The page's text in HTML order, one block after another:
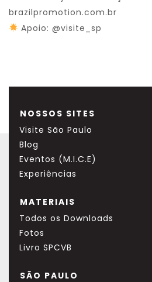
brazilpromotion.com.br
Apoio: @visite_sp
NOSSOS SITES
Visite São Paulo
Blog
Eventos (M.I.C.E)
Experiências
MATERIAIS
Todos os Downloads
Fotos
Livro SPCVB
SÃO PAULO